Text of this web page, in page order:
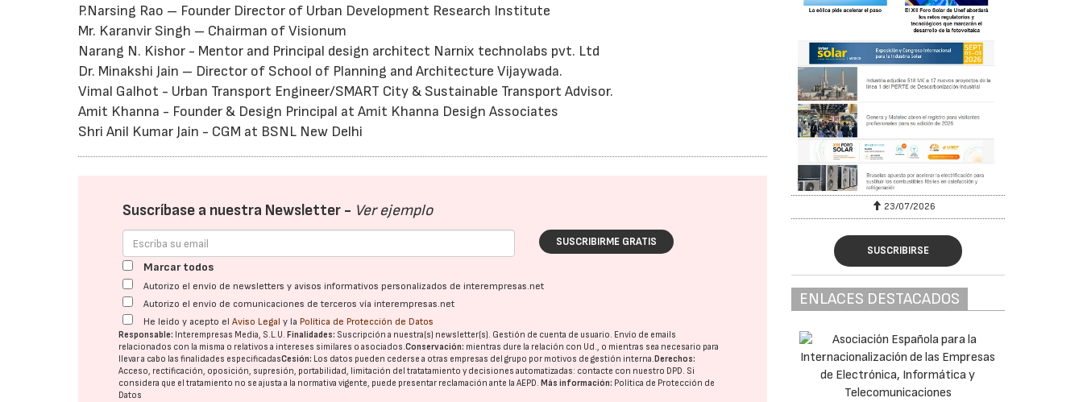
P.Narsing Rao – Founder Director of Urban Development Research Institute
Mr. Karanvir Singh – Chairman of Visionum
Narang N. Kishor - Mentor and Principal design architect Narnix technolabs pvt. Ltd
Dr. Minakshi Jain – Director of School of Planning and Architecture Vijaywada.
Vimal Galhot - Urban Transport Engineer/SMART City & Sustainable Transport Advisor.
Amit Khanna - Founder & Design Principal at Amit Khanna Design Associates
Shri Anil Kumar Jain - CGM at BSNL New Delhi
Suscríbase a nuestra Newsletter - Ver ejemplo
SUSCRIBIRME GRATIS
Marcar todos
Autorizo el envío de newsletters y avisos informativos personalizados de interempresas.net
Autorizo el envío de comunicaciones de terceros vía interempresas.net
He leído y acepto elAviso Legal y la Política de Protección de Datos
Responsable: Interempresas Media, S.L.U. Finalidades: Suscripción a nuestra(s) newsletter(s). Gestión de cuenta de usuario. Envío de emails
relacionados con la misma o relativos a intereses similares o asociados.Conservación: mientras dure la relación con Ud., o mientras sea necesario para
llevar a cabo las finalidades especificadasCesión: Los datos pueden cederse a otras empresas del grupo por motivos de gestión interna. Derechos:
Acceso, rectificación, oposición, supresión, portabilidad, limitación del tratatamiento y decisiones automatizadas: contacte con nuestro DPD. Si
considera que el tratamiento no se ajusta a la normativa vigente, puede presentar reclamación ante laAEPD. Más información: Política de Protección de
Datos
23/07/2026
SUSCRIBIRSE
ENLACES DESTACADOS